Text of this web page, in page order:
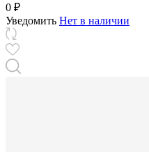
0 ₽
Уведомить Нет в наличии